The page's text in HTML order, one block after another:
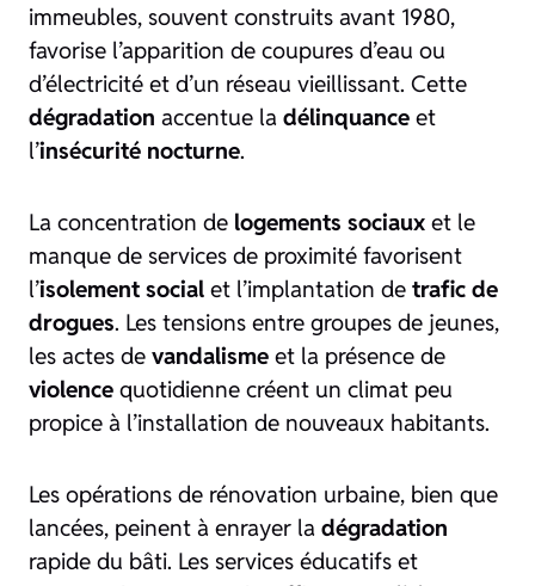
immeubles, souvent construits avant 1980,
favorise l’apparition de coupures d’eau ou
d’électricité et d’un réseau vieillissant. Cette
dégradation accentue la délinquance et
l’insécurité nocturne.
La concentration de logements sociaux et le
manque de services de proximité favorisent
l’isolement social et l’implantation de trafic de
drogues. Les tensions entre groupes de jeunes,
les actes de vandalisme et la présence de
violence quotidienne créent un climat peu
propice à l’installation de nouveaux habitants.
Les opérations de rénovation urbaine, bien que
lancées, peinent à enrayer la dégradation
rapide du bâti. Les services éducatifs et